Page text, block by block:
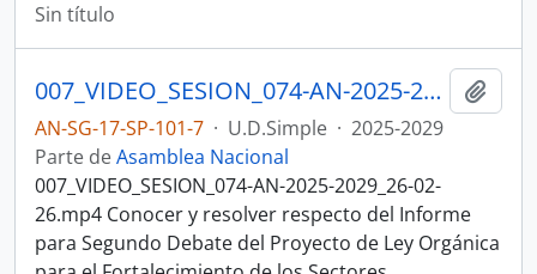
Sin título
007_VIDEO_SESION_074-AN-2025-2029_26-02-26.mp4 SESION DEL PLENO N 074 ASAMBLEA NACIONAL 2025-2027
AN-SG-17-SP-101-7 · U.D.Simple · 2025-2029
Parte deAsamblea Nacional
007_VIDEO_SESION_074-AN-2025-2029_26-02-
26.mp4 Conocer y resolver respecto del Informe
para Segundo Debate del Proyecto de Ley Orgánica